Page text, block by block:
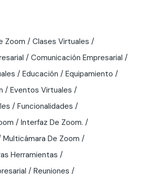
Zoom
Clases Virtuales
Comunicación Empresarial
Educación
Equipamiento
Eventos Virtuales
Funcionalidades
Interfaz De Zoom.
Multicámara De Zoom
Herramientas
Reuniones